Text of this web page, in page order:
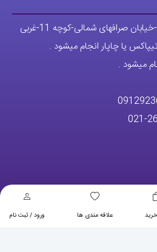
علاقه مندی ها ورود / ثبت نام
صرافهای شمالی-کوچه 11-غربی
یا چاپار انجام میشود .
میشود .